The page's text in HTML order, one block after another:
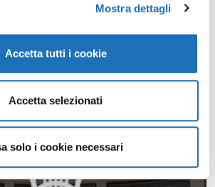
Mostra dettagli
Accetta tutti i cookie
Accetta selezionati
solo i cookie necessari